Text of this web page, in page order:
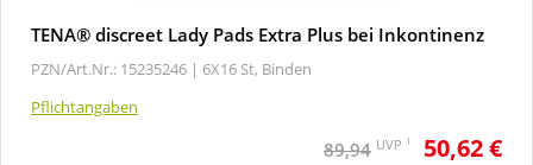
TENA® discreet Lady Pads Extra Plus bei Inkontinenz
PZN/Art.Nr.: 15235246 | 6X16 St, Binden
Pflichtangaben
89,94 UVP 1 50,62 €